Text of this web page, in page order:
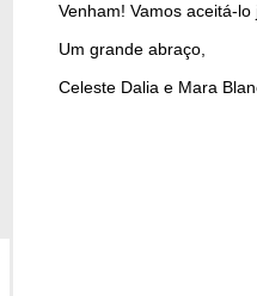
Venham! Vamos aceitá-lo
Um grande abraço,
Celeste Dalia e Mara